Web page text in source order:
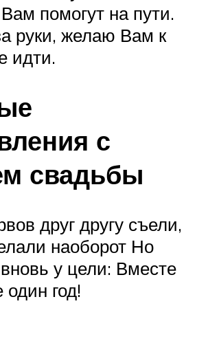
помогут на пути.
руки, желаю Вам к
идти.
с
свадьбы
друг другу съели,
наоборот Но
у цели: Вместе
год!